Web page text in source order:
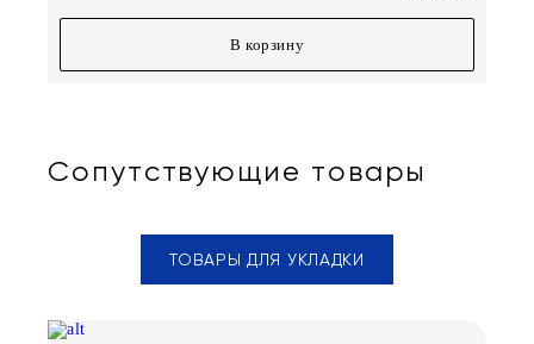
В корзину
Сопутствующие товары
ТОВАРЫ ДЛЯ УКЛАДКИ